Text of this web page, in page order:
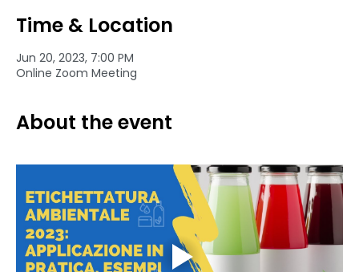
Time & Location
Jun 20, 2023, 7:00 PM
Online Zoom Meeting
About the event